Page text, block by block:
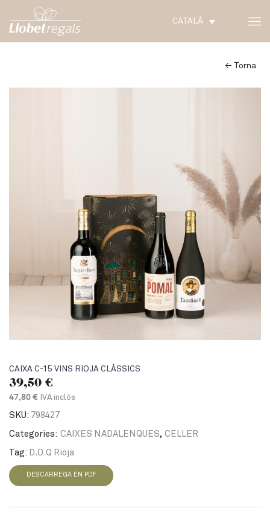
CATALÀ
← Torna
CAIXA C-15 VINS RIOJA CLÀSSICS
39,50 €
47,80 € IVA inclòs
SKU: 798427
Categories: CAIXES NADALENQUES, CELLER
Tag: D.O.Q Rioja
DESCARREGA EN PDF